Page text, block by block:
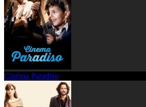
Cinéma Paradiso